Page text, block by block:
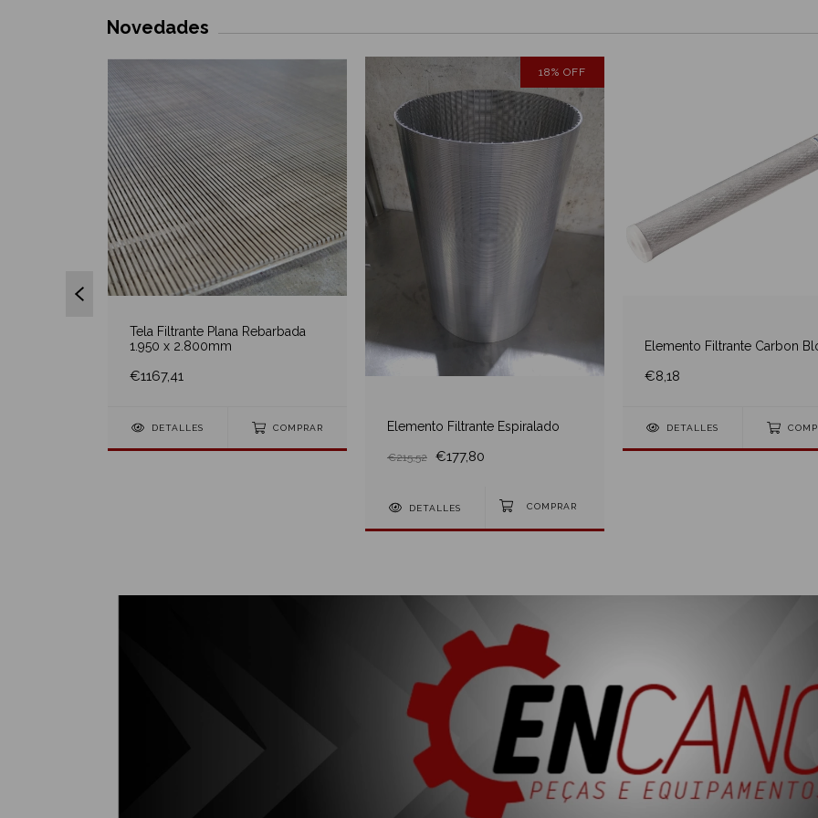
Novedades
Tela Filtrante Plana Rebarbada
1.950 x 2.800mm
€1167,41
DETALLES COMPRAR
18% OFF
Elemento Filtrante Espiralado
€215,52 €177,80
DETALLES
Elemento Filtrante Carbon
€8,18
DETALLES